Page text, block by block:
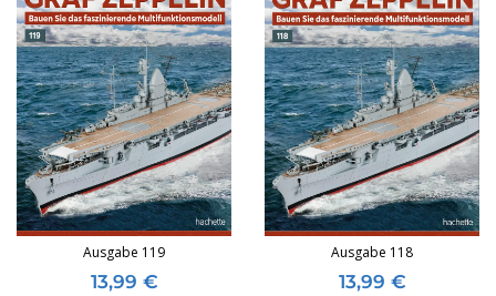
Ausgabe 119
13,99 €
Ausgabe 118
13,99 €